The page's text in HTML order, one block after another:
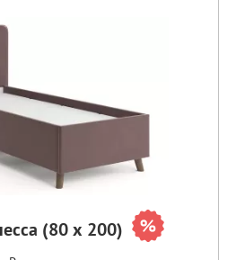
(80 х 200)